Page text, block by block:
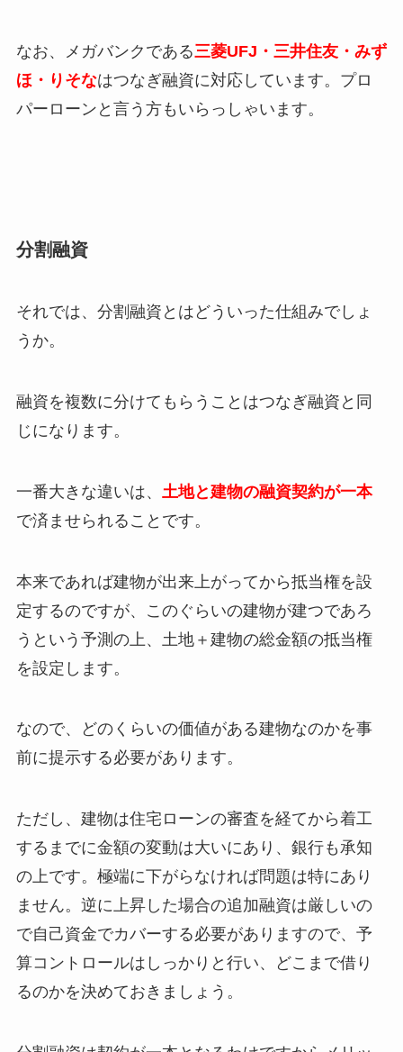
なお、メガバンクである三菱UFJ・三井住友・みず
ほ・りそなはつなぎ融資に対応しています。プロ
パーローンと言う方もいらっしゃいます。
分割融資
それでは、分割融資とはどういった仕組みでしょ
うか。
融資を複数に分けてもらうことはつなぎ融資と同
じになります。
一番大きな違いは、 土地と建物の融資契約が一本
で済ませられることです。
本来であれば建物が出来上がってから抵当権を設
定するのですが、このぐらいの建物が建つであろ
うという予測の上、土地＋建物の総金額の抵当権
を設定します。
なので、どのくらいの価値がある建物なのかを事
前に提示する必要があります。
ただし、建物は住宅ローンの審査を経てから着工
するまでに金額の変動は大いにあり、銀行も承知
の上です。極端に下がらなければ問題は特にあり
ません。逆に上昇した場合の追加融資は厳しいの
で自己資金でカバーする必要がありますので、予
算コントロールはしっかりと行い、どこまで借り
るのかを決めておきましょう。